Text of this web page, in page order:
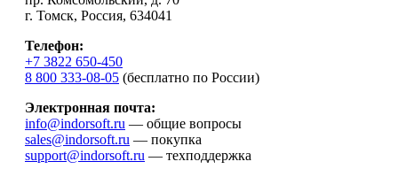
г. Томск, Россия, 634041
Телефон:
+7 3822 650-450
8 800 333-08-05 (бесплатно по России)
Электронная почта:
info@indorsoft.ru — общие вопросы
sales@indorsoft.ru — покупка
support@indorsoft.ru — техподдержка